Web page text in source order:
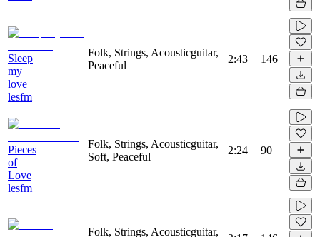
Sleep
my
love
lesfm
Folk, Strings, Acousticguitar,
Peaceful
2:43 146
Pieces
of
Love
lesfm
Folk, Strings, Acousticguitar,
Soft, Peaceful
2:24 90
Folk, Strings, Acousticguitar,